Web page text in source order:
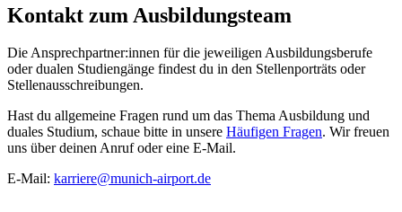
Kontakt zum Ausbildungsteam
Die Ansprechpartner:innen für die jeweiligen Ausbildungsberufe
oder dualen Studiengänge findest du in den Stellenporträts oder
Stellenausschreibungen.
Hast du allgemeine Fragen rund um das Thema Ausbildung und
duales Studium, schaue bitte in unsere Häufigen Fragen. Wir freuen
uns über deinen Anruf oder eine E-Mail.
E-Mail: karriere@munich-airport.de